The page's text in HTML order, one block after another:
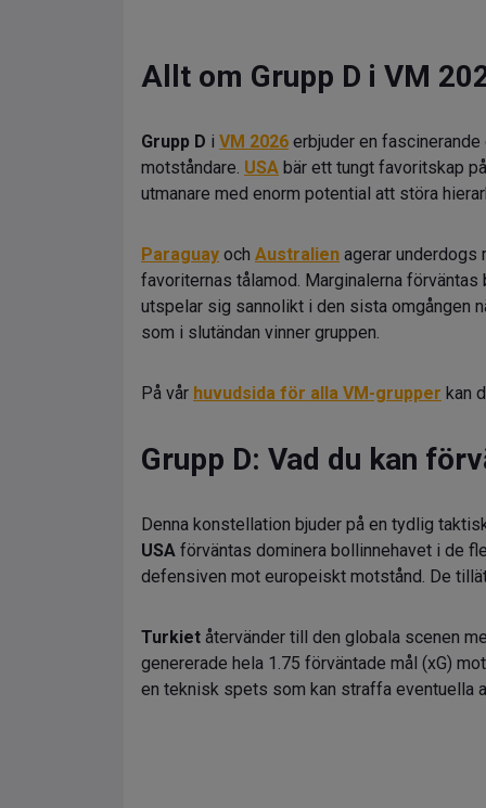
Allt om Grupp D i VM
Grupp D i VM 2026 erbjuder en
motståndare. USA bär ett tungt favoritskap
utmanare med enorm potential att störa
Paraguay och Australien agerar
favoriternas tålamod. Marginalerna
utspelar sig sannolikt i den sista omgången
som i slutändan vinner gruppen.
På vår huvudsida för alla VM-grupper kan
Grupp D: Vad du kan
Denna konstellation bjuder på en tydlig
USA förväntas dominera bollinnehavet i de
defensiven mot europeiskt motstånd. De
Turkiet återvänder till den globala scenen
genererade hela 1.75 förväntade mål (xG)
en teknisk spets som kan straffa eventuella